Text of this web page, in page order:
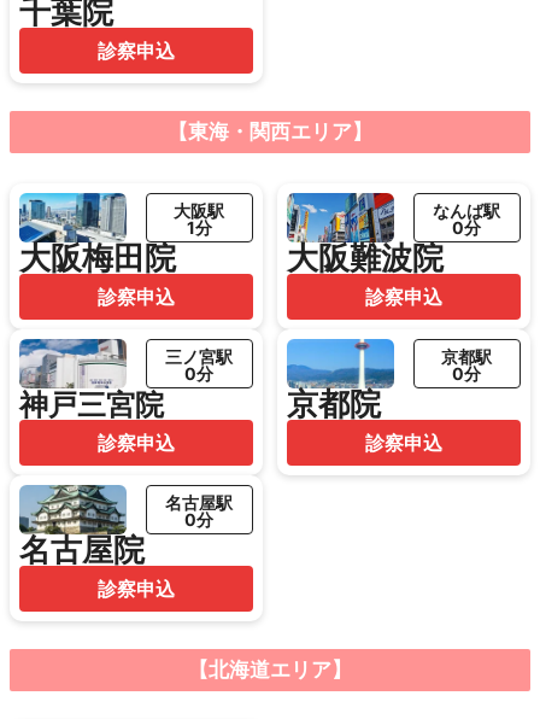
千葉院
診察申込
【東海・関西エリア】
大阪梅田院
大阪駅
1分
診察申込
大阪難波院
なんば駅
0分
診察申込
神戸三宮院
三ノ宮駅
0分
診察申込
京都院
京都駅
0分
診察申込
名古屋院
名古屋駅
0分
診察申込
【北海道エリア】